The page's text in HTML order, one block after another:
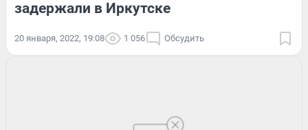
задержали в Иркутске
20 января, 2022, 19:08 1 056 Обсудить